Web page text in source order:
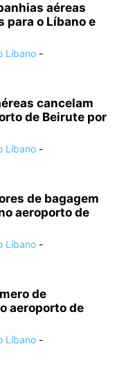
aéreas
para o Líbano e
Líbano -
cancelam
de Beirute por
Líbano -
de bagagem
aeroporto de
Líbano -
de
aeroporto de
Líbano -